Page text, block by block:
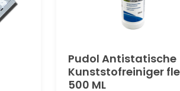
Pudol Antistatische
Kunststofreiniger
500 ML